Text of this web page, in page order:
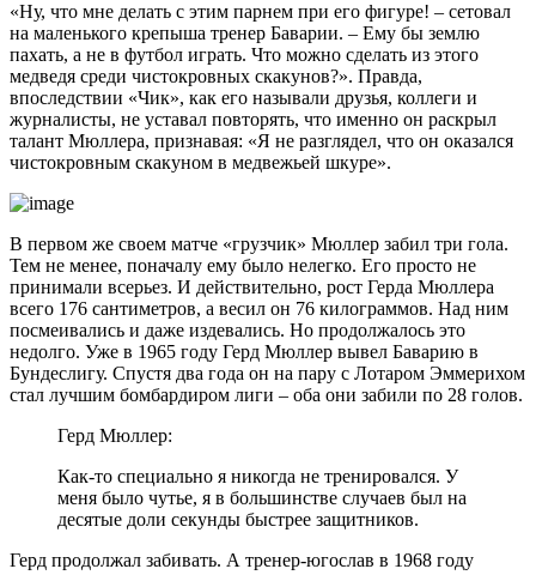
«Ну, что мне делать с этим парнем при его фигуре! – сетовал
на маленького крепыша тренер Баварии. – Ему бы землю
пахать, а не в футбол играть. Что можно сделать из этого
медведя среди чистокровных скакунов?». Правда,
впоследствии «Чик», как его называли друзья, коллеги и
журналисты, не уставал повторять, что именно он раскрыл
талант Мюллера, признавая: «Я не разглядел, что он оказался
чистокровным скакуном в медвежьей шкуре».
В первом же своем матче «грузчик» Мюллер забил три гола.
Тем не менее, поначалу ему было нелегко. Его просто не
принимали всерьез. И действительно, рост Герда Мюллера
всего 176 сантиметров, а весил он 76 килограммов. Над ним
посмеивались и даже издевались. Но продолжалось это
недолго. Уже в 1965 году Герд Мюллер вывел Баварию в
Бундеслигу. Спустя два года он на пару с Лотаром Эммерихом
стал лучшим бомбардиром лиги – оба они забили по 28 голов.
Герд Мюллер:
Как-то специально я никогда не тренировался. У
меня было чутье, я в большинстве случаев был на
десятые доли секунды быстрее защитников.
Герд продолжал забивать. А тренер-югослав в 1968 году